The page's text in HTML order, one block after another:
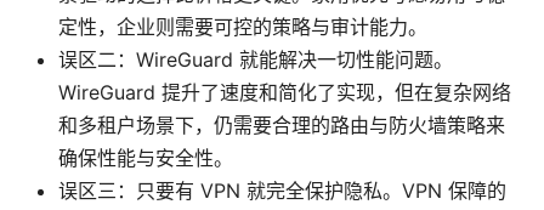
定性，企业则需要可控的策略与审计能力。
误区二：WireGuard 就能解决一切性能问题。
WireGuard 提升了速度和简化了实现，但在复杂网络
和多租户场景下，仍需要合理的路由与防火墙策略来
确保性能与安全性。
误区三：只要有 VPN 就完全保护隐私。VPN 保障的